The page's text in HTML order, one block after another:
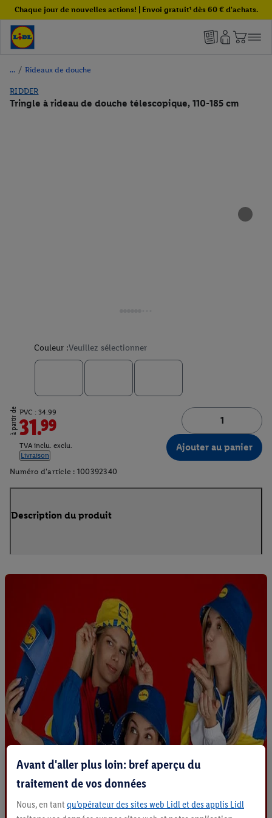
Chaque jour de nouvelles actions! | Envoi gratuit¹ dès 60 € d'achats.
/ Rideaux de douche
RIDDER
Tringle à rideau de douche télescopique, 110-185 cm
Couleur :Veuillez sélectionner
à partir de PVC : 34.99
31.99
TVA inclu. exclu.
Livraison
Ajouter au panier
Numéro d'article : 100392340
Description du produit
Avant d'aller plus loin: bref aperçu du
traitement de vos données
Nous, en tant qu’opérateur des sites web Lidl et des applis Lidl